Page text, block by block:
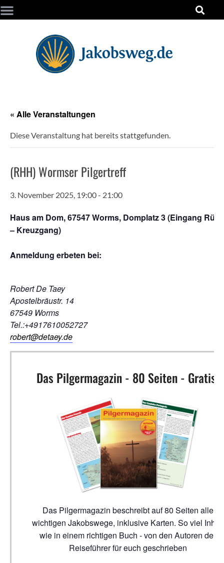
« Alle Veranstaltungen
Diese Veranstaltung hat bereits stattgefunden.
(RHH) Wormser Pilgertreff
3. November 2025, 19:00- 21:00
Haus am Dom, 67547 Worms, Domplatz 3 (Eingang
– Kreuzgang)
Anmeldung erbeten bei:
Robert De Taey
Apostelbräustr. 14
67549 Worms
Tel.:+4917610052727
robert@detaey.de
Das Pilgermagazin - 80 Seiten - Gratis!
Das Pilgermagazin beschreibt auf 80 Seiten alle
wichtigen Jakobswege, inklusive Karten. So viel Inhalt
wie in einem richtigen Buch - von den Autoren der
Reiseführer für euch geschrieben